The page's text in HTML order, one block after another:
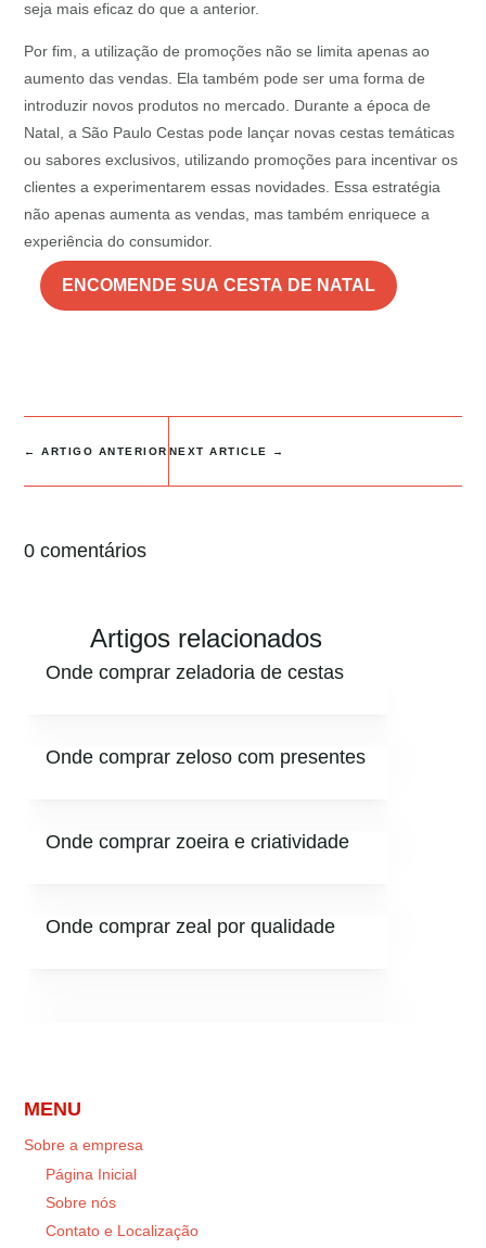
seja mais eficaz do que a anterior.
Por fim, a utilização de promoções não se limita apenas ao
aumento das vendas. Ela também pode ser uma forma de
introduzir novos produtos no mercado. Durante a época de
Natal, a São Paulo Cestas pode lançar novas cestas temáticas
ou sabores exclusivos, utilizando promoções para incentivar os
clientes a experimentarem essas novidades. Essa estratégia
não apenas aumenta as vendas, mas também enriquece a
experiência do consumidor.
ENCOMENDE SUA CESTA DE NATAL
←ARTIGO ANTERIOR NEXT ARTICLE →
0 comentários
Artigos relacionados
Onde comprar zeladoria de cestas
Onde comprar zeloso com presentes
Onde comprar zoeira e criatividade
Onde comprar zeal por qualidade
MENU
Sobre a empresa
Página Inicial
Sobre nós
Contato e Localização